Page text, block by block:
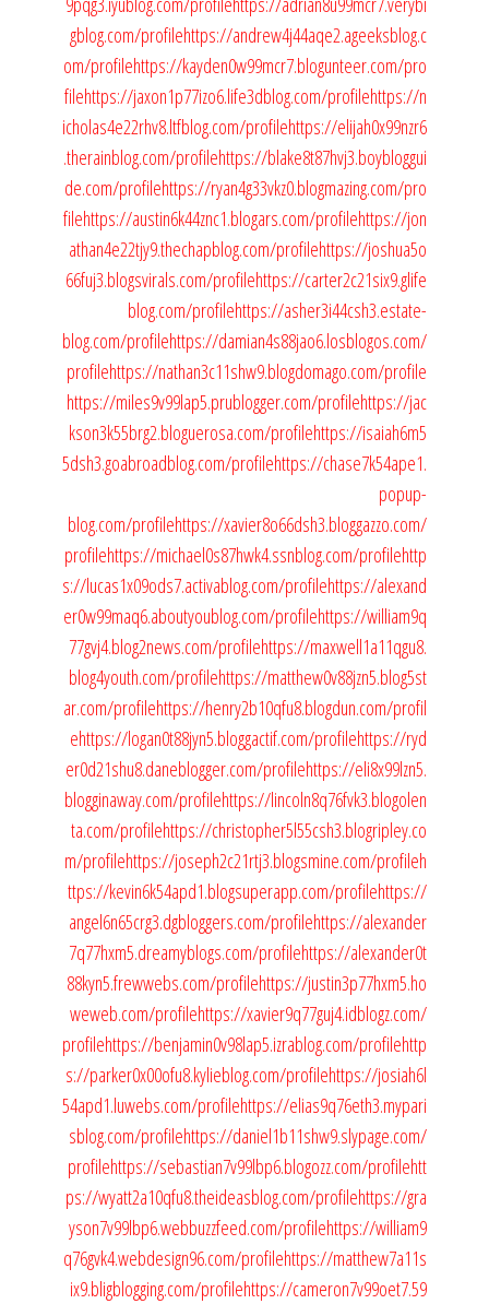
gblog.com/profilehttps://andrew4j44aqe2.ageeksblog.c
om/profilehttps://kayden0w99mcr7.blogunteer.com/pro
filehttps://jaxon1p77izo6.life3dblog.com/profilehttps://n
icholas4e22rhv8.ltfblog.com/profilehttps://elijah0x99nzr6
.therainblog.com/profilehttps://blake8t87hvj3.boybloggui
de.com/profilehttps://ryan4g33vkz0.blogmazing.com/pro
filehttps://austin6k44znc1.blogars.com/profilehttps://jon
athan4e22tjy9.thechapblog.com/profilehttps://joshua5o
66fuj3.blogsvirals.com/profilehttps://carter2c21six9.glife
blog.com/profilehttps://asher3i44csh3.estate-
blog.com/profilehttps://damian4s88jao6.losblogos.com/
profilehttps://nathan3c11shw9.blogdomago.com/profile
https://miles9v99lap5.prublogger.com/profilehttps://jac
kson3k55brg2.bloguerosa.com/profilehttps://isaiah6m5
5dsh3.goabroadblog.com/profilehttps://chase7k54ape1.
popup-
blog.com/profilehttps://xavier8o66dsh3.bloggazzo.com/
profilehttps://michael0s87hwk4.ssnblog.com/profilehttp
s://lucas1x09ods7.activablog.com/profilehttps://alexand
er0w99maq6.aboutyoublog.com/profilehttps://william9q
77gvj4.blog2news.com/profilehttps://maxwell1a11qgu8.
blog4youth.com/profilehttps://matthew0v88jzn5.blog5st
ar.com/profilehttps://henry2b10qfu8.blogdun.com/profil
ehttps://logan0t88jyn5.bloggactif.com/profilehttps://ryd
er0d21shu8.daneblogger.com/profilehttps://eli8x99lzn5.
blogginaway.com/profilehttps://lincoln8q76fvk3.blogolen
ta.com/profilehttps://christopher5l55csh3.blogripley.co
m/profilehttps://joseph2c21rtj3.blogsmine.com/profileh
ttps://kevin6k54apd1.blogsuperapp.com/profilehttps://
angel6n65crg3.dgbloggers.com/profilehttps://alexander
7q77hxm5.dreamyblogs.com/profilehttps://alexander0t
88kyn5.frewwebs.com/profilehttps://justin3p77hxm5.ho
weweb.com/profilehttps://xavier9q77guj4.idblogz.com/
profilehttps://benjamin0v98lap5.izrablog.com/profilehttp
s://parker0x00ofu8.kylieblog.com/profilehttps://josiah6l
54apd1.luwebs.com/profilehttps://elias9q76eth3.mypari
sblog.com/profilehttps://daniel1b11shw9.slypage.com/
profilehttps://sebastian7v99lbp6.blogozz.com/profilehtt
ps://wyatt2a10qfu8.theideasblog.com/profilehttps://gra
yson7v99lbp6.webbuzzfeed.com/profilehttps://william9
q76gvk4.webdesign96.com/profilehttps://matthew7a11s
ix9.bligblogging.com/profilehttps://cameron7v99oet7.59